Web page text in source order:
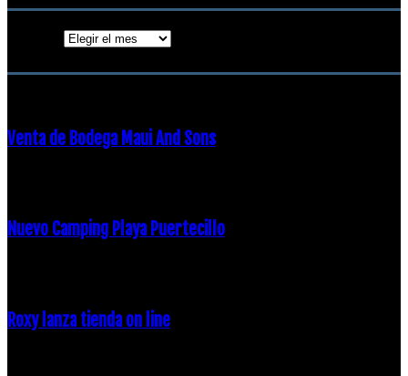
Venta de Bodega Maui And Sons
Nuevo Camping Playa Puertecillo
Roxy lanza tienda on line